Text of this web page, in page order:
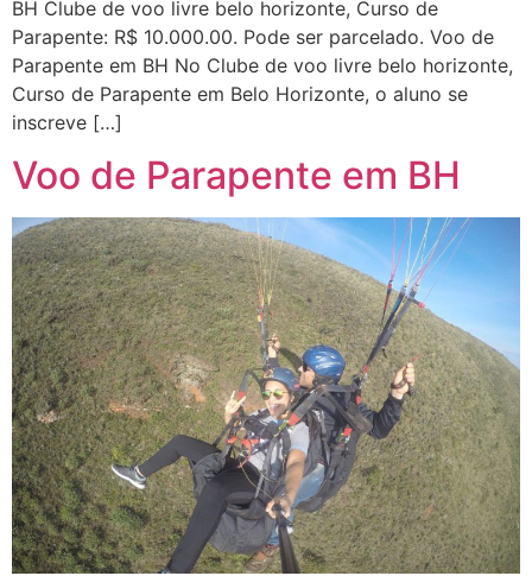
BH Clube de voo livre belo horizonte, Curso de
Parapente: R$ 10.000.00. Pode ser parcelado. Voo de
Parapente em BH No Clube de voo livre belo horizonte,
Curso de Parapente em Belo Horizonte, o aluno se
inscreve […]
Voo de Parapente em BH